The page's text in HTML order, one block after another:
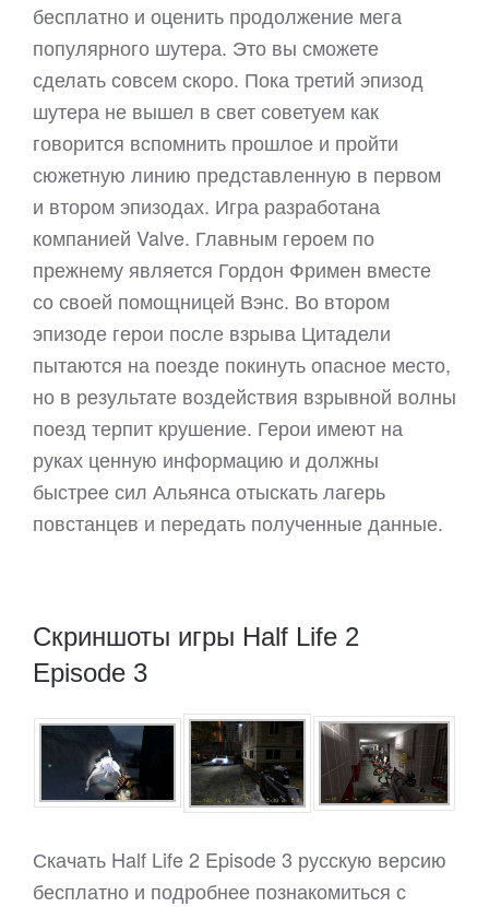
бесплатно и оценить продолжение мега
популярного шутера. Это вы сможете
сделать совсем скоро. Пока третий эпизод
шутера не вышел в свет советуем как
говорится вспомнить прошлое и пройти
сюжетную линию представленную в первом
и втором эпизодах. Игра разработана
компанией Valve. Главным героем по
прежнему является Гордон Фримен вместе
со своей помощницей Вэнс. Во втором
эпизоде герои после взрыва Цитадели
пытаются на поезде покинуть опасное место,
но в результате воздействия взрывной волны
поезд терпит крушение. Герои имеют на
руках ценную информацию и должны
быстрее сил Альянса отыскать лагерь
повстанцев и передать полученные данные.
Скриншоты игры Half Life 2
Episode 3
Скачать Half Life 2 Episode 3 русскую версию
бесплатно и подробнее познакомиться с